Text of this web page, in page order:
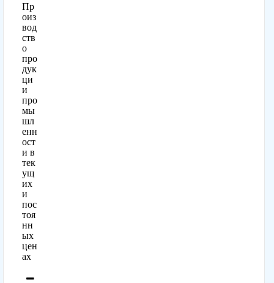
Пр
оиз
вод
ств
о
про
дук
ци
и
про
мы
шл
енн
ост
и в
тек
ущ
их
и
пос
тоя
нн
ых
цен
ах